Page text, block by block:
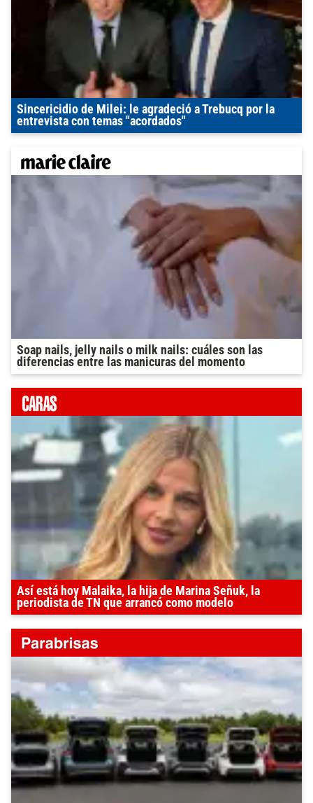
Sincericidio de Milei: le agradeció a Trebucq por la
entrevista con temas "acordados"
Soap nails, jelly nails o milk nails: cuáles son las
diferencias entre las manicuras del momento
Así está hoy Malaika, la hija de Marina Señuk, la
periodista de TN que arrancó como modelo